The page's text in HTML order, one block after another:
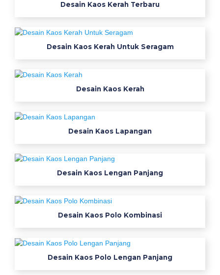
Desain Kaos Kerah Terbaru
Desain Kaos Kerah Untuk Seragam
Desain Kaos Kerah
Desain Kaos Lapangan
Desain Kaos Lengan Panjang
Desain Kaos Polo Kombinasi
Desain Kaos Polo Lengan Panjang